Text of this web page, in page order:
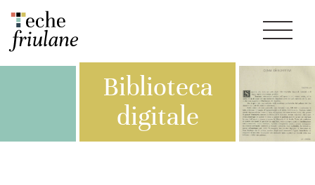
Biblioteca
digitale